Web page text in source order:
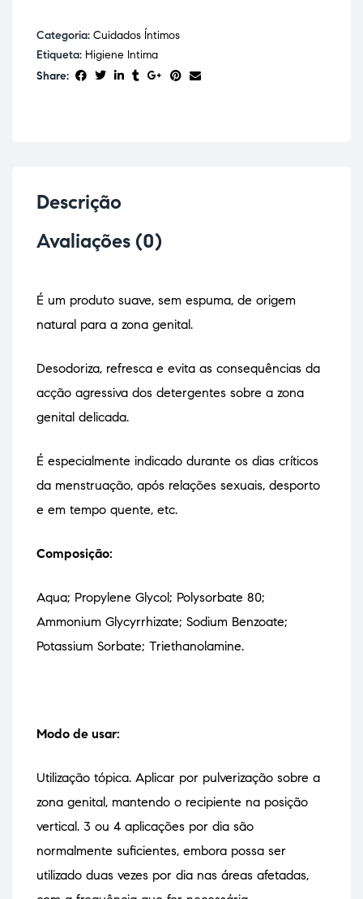
Categoria: Cuidados Íntimos
Etiqueta: Higiene Intima
Share:
Descrição
Avaliações (0)
É um produto suave, sem espuma, de origem
natural para a zona genital.
Desodoriza, refresca e evita as consequências da
acção agressiva dos detergentes sobre a zona
genital delicada.
É especialmente indicado durante os dias críticos
da menstruação, após relações sexuais, desporto
e em tempo quente, etc.
Composição:
Aqua; Propylene Glycol; Polysorbate 80;
Ammonium Glycyrrhizate; Sodium Benzoate;
Potassium Sorbate; Triethanolamine.
Modo de usar:
Utilização tópica. Aplicar por pulverização sobre a
zona genital, mantendo o recipiente na posição
vertical. 3 ou 4 aplicações por dia são
normalmente suficientes, embora possa ser
utilizado duas vezes por dia nas áreas afetadas,